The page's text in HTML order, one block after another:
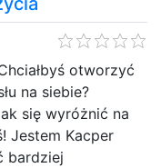
otworzyć
na siebie?
się wyróżnić na
Jestem Kacper
bardziej